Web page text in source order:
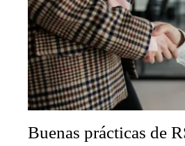
Buenas prácticas de